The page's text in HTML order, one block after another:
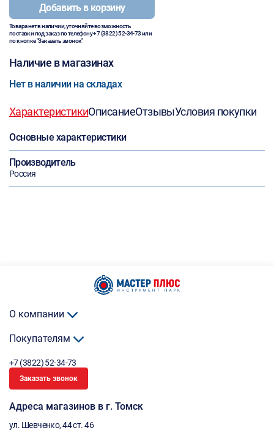
Добавить в корзину
Товара нет в наличии, уточняйте возможность
поставки под заказ по телефону+7 (3822) 52-34-73или
по кнопке "Заказать звонок"
Наличие в магазинах
Нет в наличии на складах
ХарактеристикиОписаниеОтзывыУсловия покупки
Основные характеристики
Производитель
Россия
О компании
Покупателям
+7 (3822) 52-34-73
Заказать звонок
Адреса магазинов в г. Томск
ул. Шевченко, 44 ст. 46